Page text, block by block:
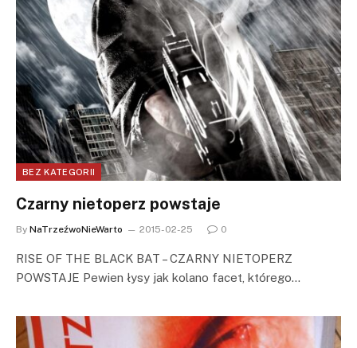
BEZ KATEGORII
Czarny nietoperz powstaje
By NaTrzeźwoNieWarto 2015-02-25 0
RISE OF THE BLACK BAT – CZARNY NIETOPERZ
POWSTAJE Pewien łysy jak kolano facet, którego…